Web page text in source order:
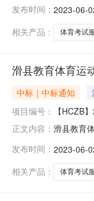
2023年6
路交叉口
发布时间： 2023-06-
相关产品：
体育考试
滑县教育体育运
中标｜中标通知
项目编号：
【HCZB
正文内容： 滑县教育
2023年6
路交叉口
发布时间： 2023-06-
相关产品：
体育考试